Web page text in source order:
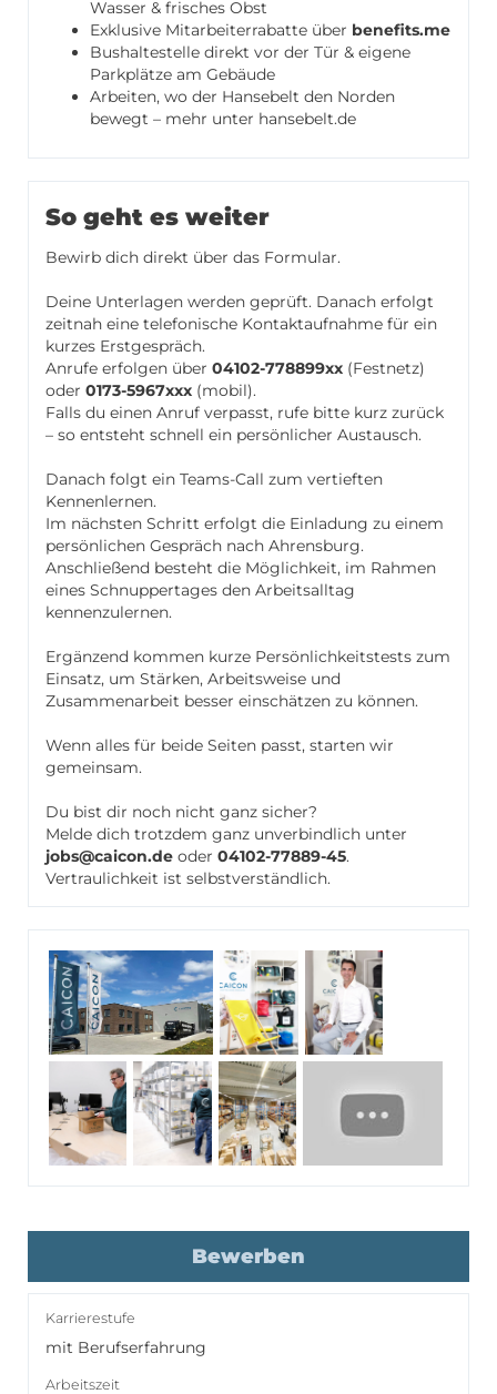
Wasser & frisches Obst
Exklusive Mitarbeiterrabatte über benefits.me
Bushaltestelle direkt vor der Tür & eigene
Parkplätze am Gebäude
Arbeiten, wo der Hansebelt den Norden
bewegt – mehr unter hansebelt.de
So geht es weiter
Bewirb dich direkt über das Formular.
Deine Unterlagen werden geprüft. Danach erfolgt
zeitnah eine telefonische Kontaktaufnahme für ein
kurzes Erstgespräch.
Anrufe erfolgen über 04102-778899xx (Festnetz)
oder 0173-5967xxx (mobil).
Falls du einen Anruf verpasst, rufe bitte kurz zurück
– so entsteht schnell ein persönlicher Austausch.
Danach folgt ein Teams-Call zum vertieften
Kennenlernen.
Im nächsten Schritt erfolgt die Einladung zu einem
persönlichen Gespräch nach Ahrensburg.
Anschließend besteht die Möglichkeit, im Rahmen
eines Schnuppertages den Arbeitsalltag
kennenzulernen.
Ergänzend kommen kurze Persönlichkeitstests zum
Einsatz, um Stärken, Arbeitsweise und
Zusammenarbeit besser einschätzen zu können.
Wenn alles für beide Seiten passt, starten wir
gemeinsam.
Du bist dir noch nicht ganz sicher?
Melde dich trotzdem ganz unverbindlich unter
jobs@caicon.de oder 04102-77889-45.
Vertraulichkeit ist selbstverständlich.
Bewerben
Karrierestufe
mit Berufserfahrung
Arbeitszeit